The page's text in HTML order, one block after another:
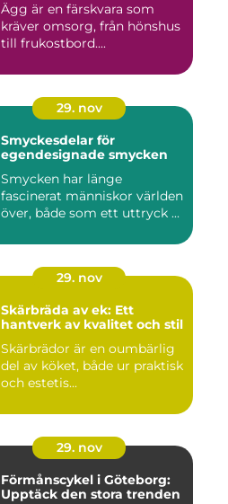
Ägg är en färskvara som
kräver omsorg, från hönshus
till frukostbord....
29. nov
Smyckesdelar för
egendesignade smycken
Smycken har länge
fascinerat människor världen
över, både som ett uttryck ...
29. nov
Skärbräda av ek: Ett
hantverk av kvalitet och stil
Skärbrädor är en oumbärlig
del av köket, både ur praktisk
och estetis...
29. nov
Förmånscykel i Göteborg:
Upptäck den stora trenden